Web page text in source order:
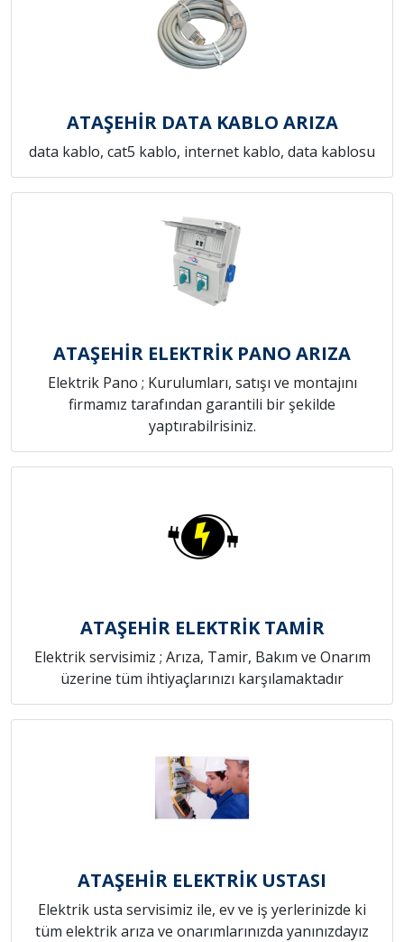
ATAŞEHİR DATA KABLO ARIZA
data kablo, cat5 kablo, internet kablo, data kablosu
ATAŞEHİR ELEKTRİK PANO ARIZA
Elektrik Pano ; Kurulumları, satışı ve montajını
firmamız tarafından garantili bir şekilde
yaptırabilrisiniz.
ATAŞEHİR ELEKTRİK TAMİR
Elektrik servisimiz ; Arıza, Tamir, Bakım ve Onarım
üzerine tüm ihtiyaçlarınızı karşılamaktadır
ATAŞEHİR ELEKTRİK USTASI
Elektrik usta servisimiz ile, ev ve iş yerlerinizde ki
tüm elektrik arıza ve onarımlarınızda yanınızdayız